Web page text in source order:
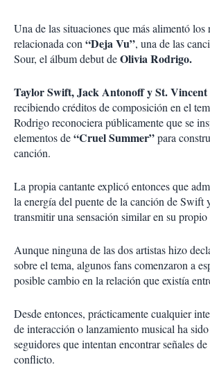
Una de las situaciones que más alimentó los
relacionada con “Deja Vu”, una de las
Sour, el álbum debut deOlivia Rodrigo.
Taylor Swift, Jack Antonoff y St. Vincent
recibiendo créditos de composición en el
Rodrigo reconociera públicamente que se
elementos de“Cruel Summer”para
canción.
La propia cantante explicó entonces que
la energía del puente de la canción de Swift
transmitir una sensación similar en su propio
Aunque ninguna de las dos artistas hizo
sobre el tema, algunos fans comenzaron a
posible cambio en la relación que existía
Desde entonces, prácticamente cualquier
de interacción o lanzamiento musical ha
seguidores que intentan encontrar señales
conflicto.